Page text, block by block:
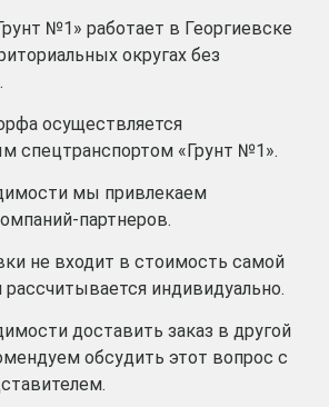
№1» работает в Георгиевске
округах без
осуществляется
спецтранспортом «Грунт №1».
мы привлекаем
партнеров.
не входит в стоимость самой
рассчитывается индивидуально.
доставить заказ в другой
обсудить этот вопрос с